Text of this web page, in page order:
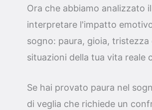
Ora che abbiamo analizzato
interpretare l'impatto
sogno: paura, gioia,
situazioni della tua vita
Se hai provato paura nel
di veglia che richiede un